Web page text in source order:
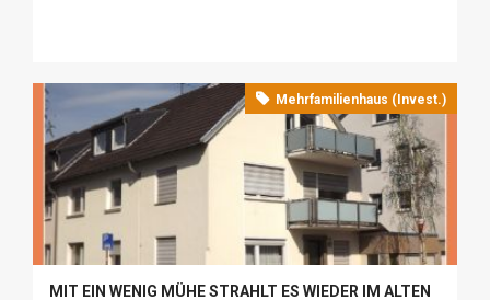
MIT EIN WENIG MÜHE STRAHLT ES WIEDER IM ALTEN
Mehrfamilienhaus (Invest.)